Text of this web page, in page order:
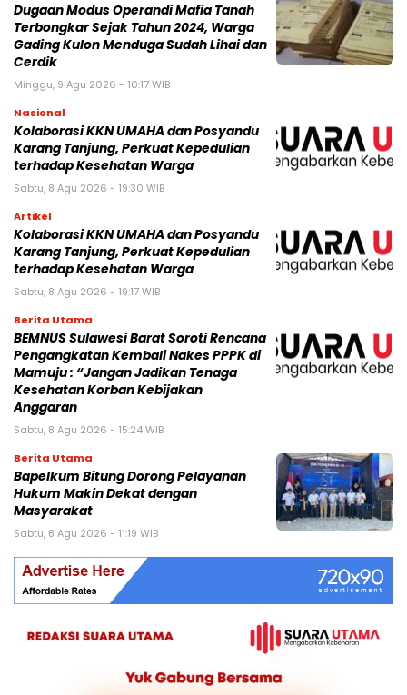
Dugaan Modus Operandi Mafia Tanah
Terbongkar Sejak Tahun 2024, Warga
Gading Kulon Menduga Sudah Lihai dan
Cerdik
Minggu, 9 Agu 2026 - 10:17 WIB
Nasional
Kolaborasi KKN UMAHA dan Posyandu
Karang Tanjung, Perkuat Kepedulian
terhadap Kesehatan Warga
Sabtu, 8 Agu 2026 - 19:30 WIB
Artikel
Kolaborasi KKN UMAHA dan Posyandu
Karang Tanjung, Perkuat Kepedulian
terhadap Kesehatan Warga
Sabtu, 8 Agu 2026 - 19:17 WIB
Berita Utama
BEMNUS Sulawesi Barat Soroti Rencana
Pengangkatan Kembali Nakes PPPK di
Mamuju : “Jangan Jadikan Tenaga
Kesehatan Korban Kebijakan
Anggaran
Sabtu, 8 Agu 2026 - 15:24 WIB
Berita Utama
Bapelkum Bitung Dorong Pelayanan
Hukum Makin Dekat dengan
Masyarakat
Sabtu, 8 Agu 2026 - 11:19 WIB